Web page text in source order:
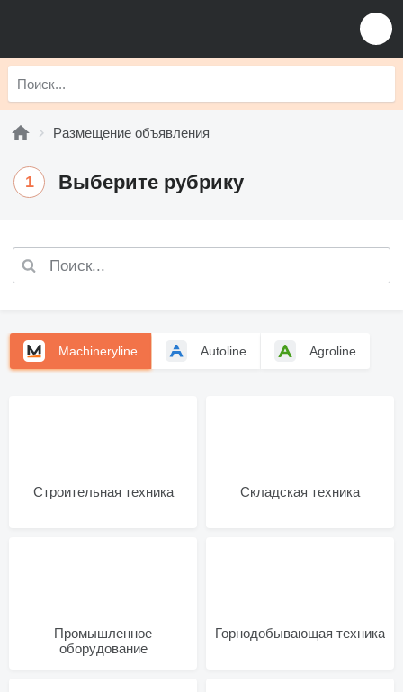
Размещение объявления
1 Выберите рубрику
Machineryline Autoline Agroline
Строительная техника Складская техника
Промышленное
оборудование
Горнодобывающая техника